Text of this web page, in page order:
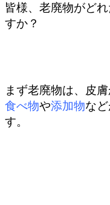
皆様、老廃物がど
すか？
まず老廃物は、皮
食べ物や添加物な
す。